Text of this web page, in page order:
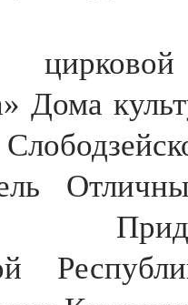
цирковой
Дома